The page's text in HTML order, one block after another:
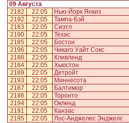
09 Августа
2182
22:05 Нью-Йорк Янкиз
2192
22:05 Тампа-Бэй
2183
22:05 Сиэтл
2190
22:05 Техас
2185
22:05 Бостон
2196
22:05 Чикаго Уайт Сокс
2188
22:05 Кливленд
2184
22:05 Хьюстон
2189
22:05 Детройт
2193
22:05 Миннесота
2187
22:05 Балтимор
2186
22:05 Торонто
2194
22:05 Окленд
2191
22:05 Канзас
2195
22:05 Лос-Анджелес Энджелс